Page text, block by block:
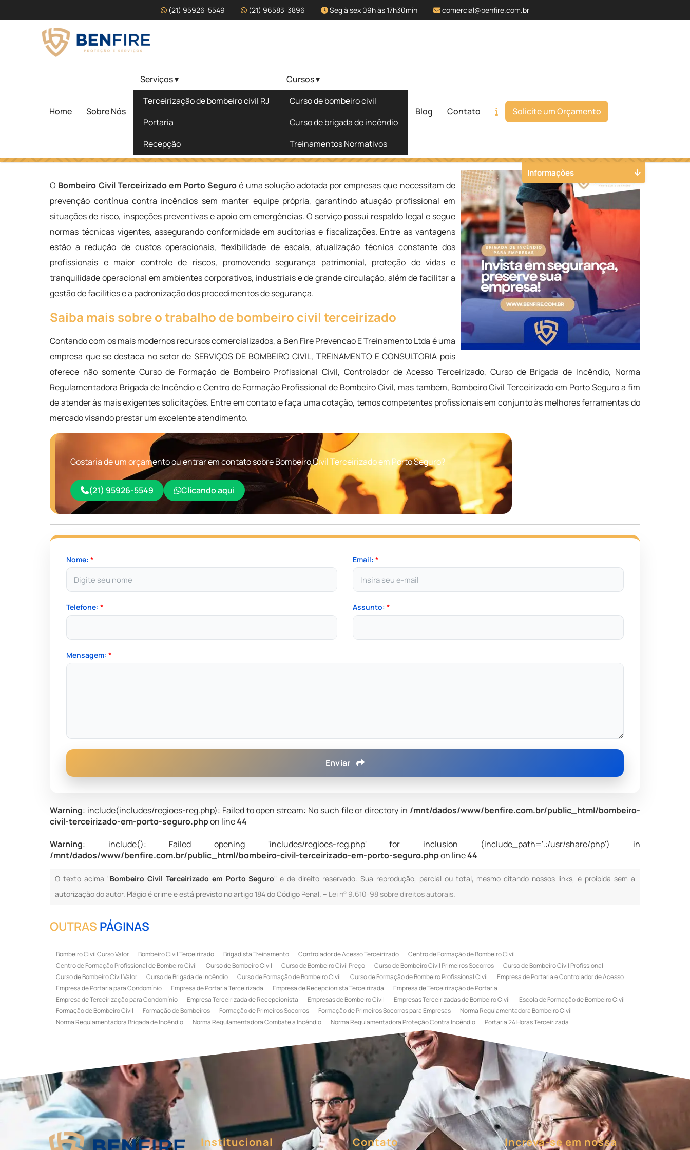
(21) 95926-5549 (21) 96583-3896 Seg à sex 09h às 17h30min comercial@benfire.com.br
Home Sobre Nós
Serviços ▾
Terceirização de bombeiro civil RJ
Portaria
Recepção
Cursos ▾
Curso de bombeiro civil
Curso de brigada de incêndio
Treinamentos Normativos
Blog Contato Solicite um Orçamento
Bombeiro Civil Terceirizado em Porto
Seguro
Bombeiro Civil Terceirizado em Porto Seguro
Solicite um Orçamento Chame no WhatsApp
O Bombeiro Civil Terceirizado em Porto Seguroé uma solução adotada por empresas que necessitam de
prevenção contínua contra incêndios sem manter equipe própria, garantindo atuação profissional em
situações de risco, inspeções preventivas e apoio em emergências. O serviço possui respaldo legal e segue
normas técnicas vigentes, assegurando conformidade em auditorias e fiscalizações. Entre as vantagens
estão a redução de custos operacionais, flexibilidade de escala, atualização técnica constante dos
profissionais e maior controle de riscos, promovendo segurança patrimonial, proteção de vidas e
tranquilidade operacional em ambientes corporativos, industriais e de grande circulação, além de facilitar a
gestão de facilities e a padronização dos procedimentos de segurança.
Saiba mais sobre o trabalho de bombeiro civil terceirizado
Contando com os mais modernos recursos comercializados, a Ben Fire Prevencao E Treinamento Ltda é uma
empresa que se destaca no setor de SERVIÇOS DE BOMBEIRO CIVIL, TREINAMENTO E CONSULTORIA pois
oferece não somente Curso de Formação de Bombeiro Profissional Civil, Controlador de Acesso Terceirizado, Curso de Brigada de Incêndio, Norma
Regulamentadora Brigada de Incêndio e Centro de Formação Profissional de Bombeiro Civil, mas também, Bombeiro Civil Terceirizado em Porto Seguro a fim
de atender às mais exigentes solicitações. Entre em contato e faça uma cotação, temos competentes profissionais em conjunto às melhores ferramentas do
mercado visando prestar um excelente atendimento.
Gostaria de um orçamento ou entrar em contato sobre Bombeiro Civil Terceirizado em Porto Seguro?
(21) 95926-5549 Clicando aqui
Nome:* Email: *
Telefone:* Assunto: *
Mensagem:*
Enviar
Warning: include(includes/regioes-reg.php): Failed to open stream: No such file or directory in /mnt/dados/www/benfire.com.br/public_html/bombeiro-
civil-terceirizado-em-porto-seguro.phpon line44
Warning: include(): Failed opening 'includes/regioes-reg.php' for inclusion (include_path='.:/usr/share/php') in
/mnt/dados/www/benfire.com.br/public_html/bombeiro-civil-terceirizado-em-porto-seguro.phpon line44
O texto acima "Bombeiro Civil Terceirizado em Porto Seguro" é de direito reservado. Sua reprodução, parcial ou total, mesmo citando nossos links, é proibida sem a
autorização do autor. Plágio é crime e está previsto no artigo 184 do Código Penal. – Lei n° 9.610-98 sobre direitos autorais.
Informações
OUTRAS PÁGINAS
Bombeiro Civil Curso Valor Bombeiro Civil Terceirizado Brigadista Treinamento Controlador de Acesso Terceirizado
Centro de Formação de Bombeiro Civil
Centro de Formação Profissional de Bombeiro Civil
Curso de Bombeiro Civil Curso de Bombeiro Civil Preço Curso de Bombeiro Civil Primeiros Socorros
Curso de Bombeiro Civil Profissional
Curso de Bombeiro Civil Valor
Curso de Brigada de Incêndio Curso de Formação de Bombeiro Civil Curso de Formação de Bombeiro Profissional Civil
Empresa de Portaria e Controlador de Acesso
Empresa de Portaria para Condomínio
Empresa de Portaria Terceirizada Empresa de Recepcionista Terceirizada
Empresa de Terceirização de Portaria
Empresa de Terceirização para Condomínio
Empresa Terceirizada de Recepcionista Empresas de Bombeiro Civil Empresas Terceirizadas de Bombeiro Civil
Escola de Formação de Bombeiro Civil
Formação de Bombeiro Civil
Formação de Bombeiros Formação de Primeiros Socorros Formação de Primeiros Socorros para Empresas
Norma Regulamentadora Bombeiro Civil
Norma Regulamentadora Brigada de Incêndio
Norma Regulamentadora Combate a Incêndio Norma Regulamentadora Proteção Contra Incêndio
Portaria 24 Horas Terceirizada
Serviço de Portaria Remota
Serviço de Portaria Terceirizada
Serviço Especializado em Terceirização de Bombeiro Civil Terceirização de Bombeiro Terceirização de Bombeiro Civil
Terceirização de Portaria
Terceirização de Recepcionista Terceirização de Serviços de Recepcionistas Treinamento de Bombeiro Civil Treinamento de Bombeiros
Treinamento de Brigada
Treinamento de Brigada de Emergência
Treinamento de Brigada de Incêndio Treinamento de Brigada de Incêndio Valor
Treinamento de Brigadista de Incêndio
Treinamento de Combate a Incêndio NR 23
Treinamento de Incêndio Treinamento de Prevenção e Combate a Incêndio
Treinamento de Primeiro Socorros
Treinamento de Primeiros Socorros para CIPA
Treinamento de Primeiros Socorros para Empresas
Institucional Contato
Increva-se em nossa